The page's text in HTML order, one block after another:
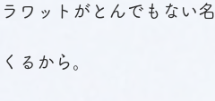
ワットがとんでもない
るから。